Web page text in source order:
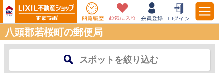
八頭郡若桜町の郵便局
スポットを絞り込む